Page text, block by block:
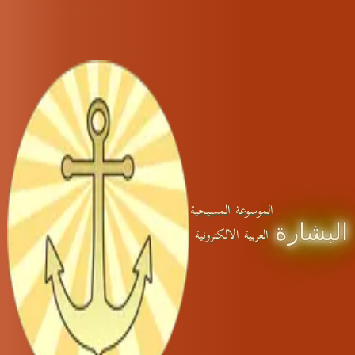
البشارة
الموسوعة المسيحية
العربية الالكترونية